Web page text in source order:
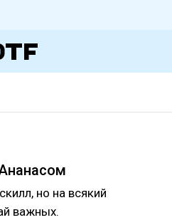
но на всякий
важных.